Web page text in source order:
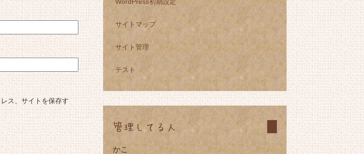
ス、サイトを保存す
サイトマップ
サイト管理
テスト
管理してる人
かこ